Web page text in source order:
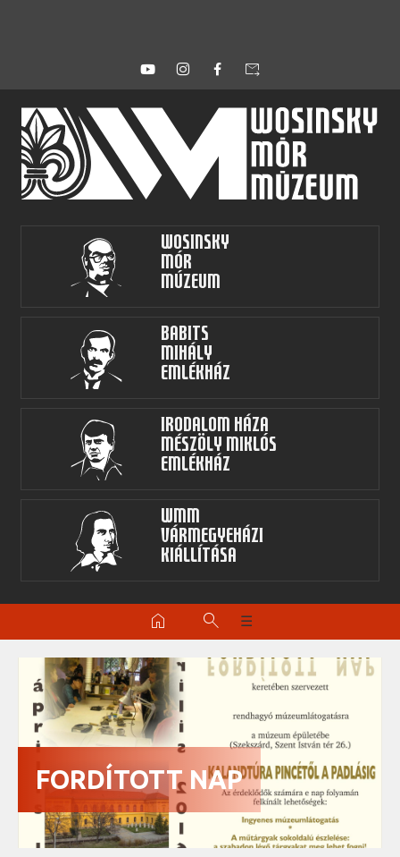
forward_to_inbox
Wosinsky
Mór
Múzeum
Babits
Mihály
Emlékház
Irodalom Háza
Mészöly Miklós
Emlékház
WMM
Vármegyeházi
kiállítása
home search ☰
FORDÍTOTT NAP